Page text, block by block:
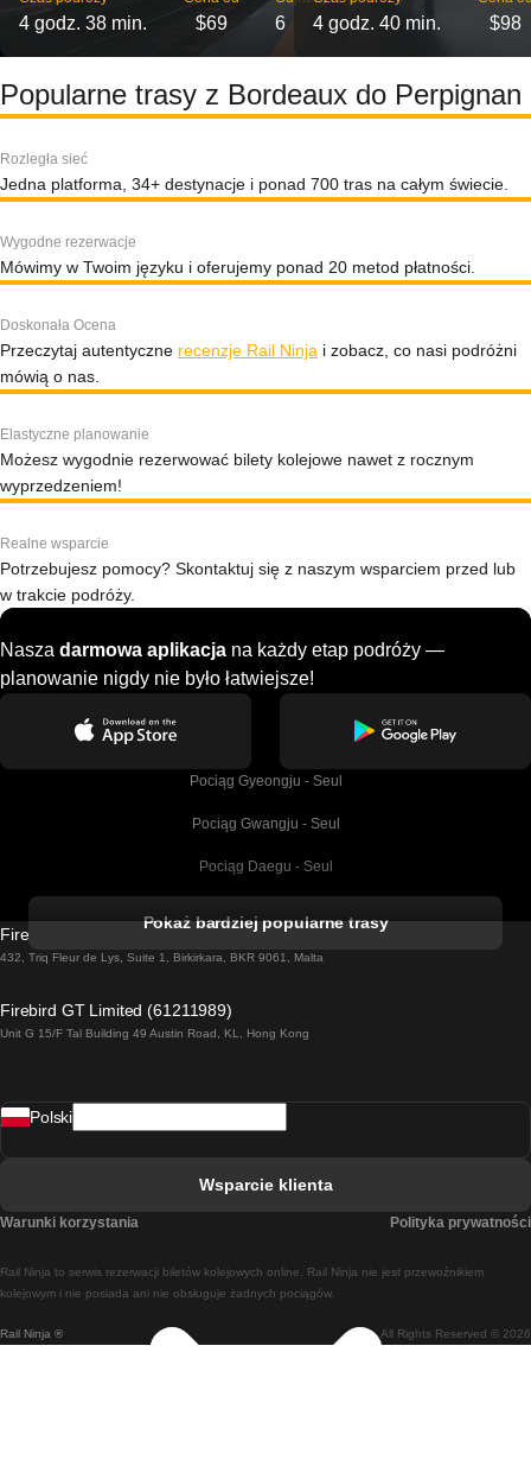
4 godz. 38 min. $69 6 4 godz. 40 min. $98
Popularne trasy z Bordeaux do Perpignan
Rozległa sieć
Jedna platforma, 34+ destynacje i ponad 700 tras na całym świecie.
Wygodne rezerwacje
Mówimy w Twoim języku i oferujemy ponad 20 metod płatności.
Doskonała Ocena
Przeczytaj autentyczne recenzje Rail Ninja i zobacz, co nasi podróżni
mówią o nas.
Elastyczne planowanie
Możesz wygodnie rezerwować bilety kolejowe nawet z rocznym
wyprzedzeniem!
Realne wsparcie
Potrzebujesz pomocy? Skontaktuj się z naszym wsparciem przed lub
w trakcie podróży.
Nasza darmowa aplikacja na każdy etap podróży —
planowanie nigdy nie było łatwiejsze!
Pociąg Gyeongju - Seul
Pociąg Gwangju - Seul
Pociąg Daegu - Seul
Pociąg Dublin - Galway
Pociąg Rzym - Neapol
Pociąg Madryt - Lizbona
Pociąg Madryt - Barcelona
Pokaż bardziej popularne trasy
Firebird GT Limited (OC 1451)
432, Triq Fleur de Lys, Suite 1, Birkirkara, BKR 9061, Malta
Firebird GT Limited (61211989)
Unit G 15/F Tal Building 49 Austin Road, KL, Hong Kong
Rail Ninja ® All Rights Reserved © 2026
Rail Ninja to serwis rezerwacji biletów kolejowych online. Rail Ninja nie jest przewoźnikiem
kolejowym i nie posiada ani nie obsługuje żadnych pociągów.
Polski
Wsparcie klienta
Warunki korzystania Polityka prywatności